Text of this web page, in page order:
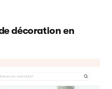
décoration en